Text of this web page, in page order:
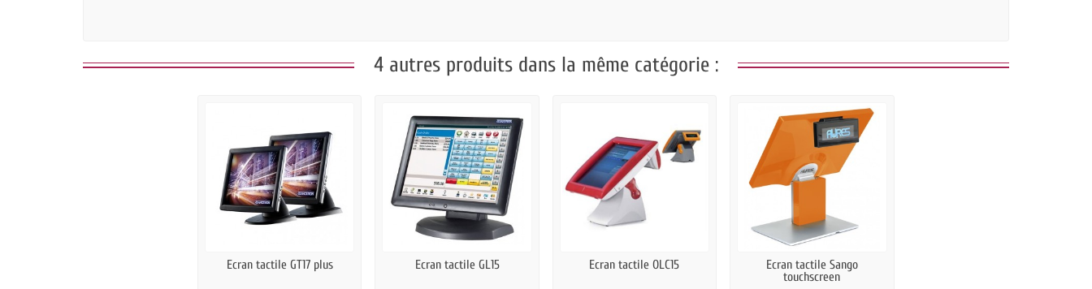
4 autres produits dans la même catégorie :
Ecran tactile GT17 plus Ecran tactile GL15 Ecran tactile OLC15
Ecran tactile Sango
touchscreen